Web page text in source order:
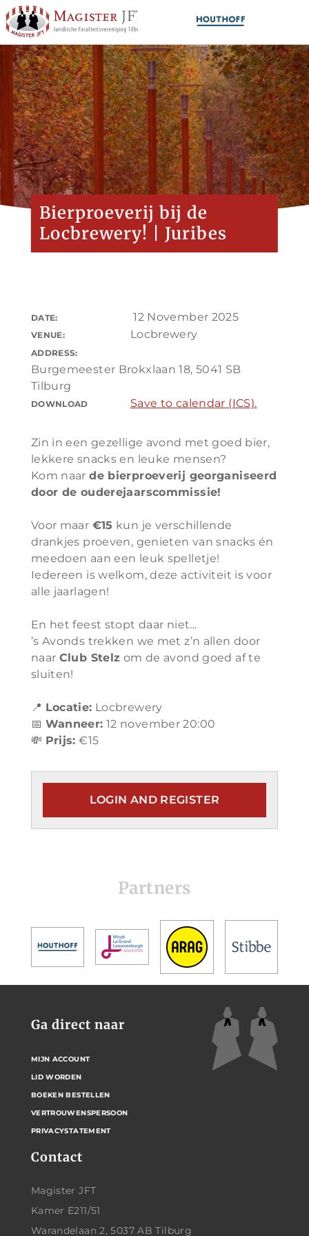
Bierproeverij bij de
Locbrewery! | Juribes
DATE: 12 November 2025
VENUE: Locbrewery
ADDRESS:
Burgemeester Brokxlaan 18, 5041 SB
Tilburg
DOWNLOAD Save to calendar (ICS).
Zin in een gezellige avond met goed bier,
lekkere snacks en leuke mensen?
Kom naarde bierproeverij georganiseerd
door de ouderejaarscommissie!
Voor maar €15 kun je verschillende
drankjes proeven, genieten van snacks én
meedoen aan een leuk spelletje!
Iedereen is welkom, deze activiteit is voor
alle jaarlagen!
En het feest stopt daar niet…
’s Avonds trekken we met z’n allen door
naar Club Stelz om de avond goed af te
sluiten!
📍 Locatie: Locbrewery
📅 Wanneer: 12 november 20:00
💸 Prijs: €15
LOGIN AND REGISTER
Partners
Contact
Magister JFT
Kamer E211/51
Warandelaan 2, 5037 AB Tilburg
Ga direct naar
MIJN ACCOUNT
LID WORDEN
BOEKEN BESTELLEN
VERTROUWENSPERSOON
PRIVACYSTATEMENT